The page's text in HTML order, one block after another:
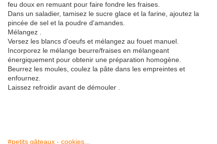
feu doux en remuant pour faire fondre les fraises.
Dans un saladier, tamisez le sucre glace et la farine, ajoutez la
pincée de sel et la poudre d'amandes.
Mélangez .
Versez les blancs d'oeufs et mélangez au fouet manuel.
Incorporez le mélange beurre/fraises en mélangeant
énergiquement pour obtenir une préparation homogène.
Beurrez les moules, coulez la pâte dans les empreintes et
enfournez.
Laissez refroidir avant de démouler .
#petits gâteaux - cookies...